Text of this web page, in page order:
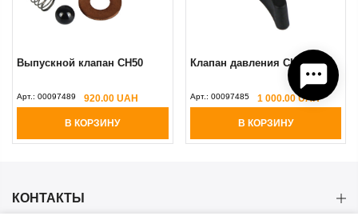
Выпускной клапан CH50
Арт.: 00097489 920.00 UAH
В КОРЗИНУ
Клапан давления CH27
Арт.: 00097485 1 000.00 UAH
В КОРЗИНУ
КОНТАКТЫ